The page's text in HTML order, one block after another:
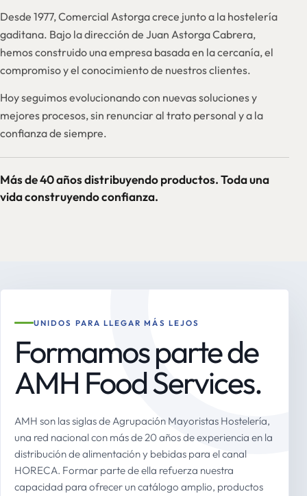
Desde 1977, Comercial Astorga crece junto a la hostelería
gaditana. Bajo la dirección de Juan Astorga Cabrera,
hemos construido una empresa basada en la cercanía, el
compromiso y el conocimiento de nuestros clientes.
Hoy seguimos evolucionando con nuevas soluciones y
mejores procesos, sin renunciar al trato personal y a la
confianza de siempre.
Más de 40 años distribuyendo productos. Toda una
vida construyendo confianza.
UNIDOS PARA LLEGAR MÁS LEJOS
Formamos parte de
AMH Food Services.
AMH son las siglas de Agrupación Mayoristas Hostelería,
una red nacional con más de 20 años de experiencia en la
distribución de alimentación y bebidas para el canal
HORECA. Formar parte de ella refuerza nuestra
capacidad para ofrecer un catálogo amplio, productos